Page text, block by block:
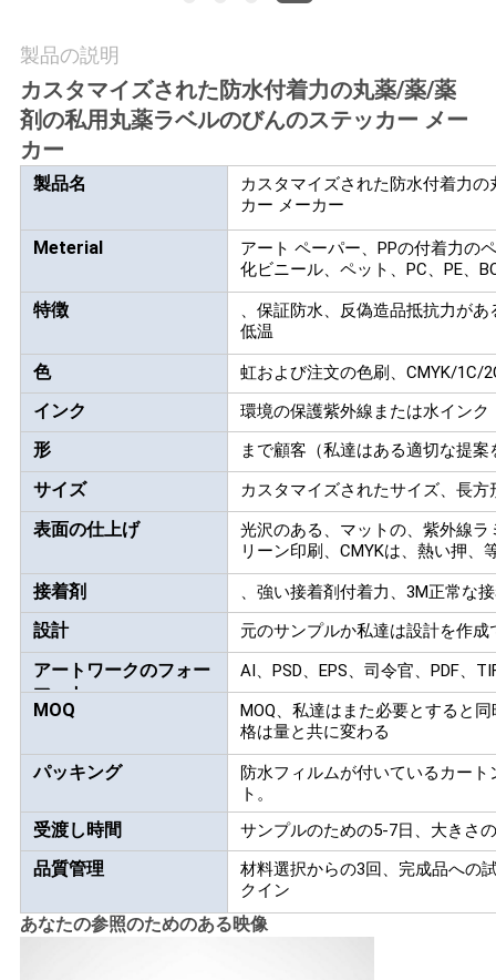
絡
し
な
い
ュ
ー
ス
場
合
地
図
PRIVACY
製品の説明
カスタマイズされた防水付着力の丸薬/薬/薬
剤の私用丸薬ラベルのびんのステッカー メー
カー
製品名
カスタマイズされた防水付着力
カー メーカー
Meterial
アート ペーパー、PPの付着力の
化ビニール、ペット、PC、PE、
特徴
、保証防水、反偽造品抵抗力が
低温
色 虹および注文の色刷、CMYK/1C/
インク 環境の保護紫外線または水インク
形 まで顧客（私達はある適切な提
サイズ カスタマイズされたサイズ、長方
表面の仕上げ
光沢のある、マットの、紫外線
リーン印刷、CMYKは、熱い押、
接着剤 、強い接着剤付着力、3M正常な
設計 元のサンプルか私達は設計を作成
アートワークのフォー
マット
AI、PSD、EPS、司令官、PDF、
MOQ
MOQ、私達はまた必要とすると
格は量と共に変わる
パッキング
防水フィルムが付いているカー
ト。
受渡し時間 サンプルのための5-7日、大きさ
品質管理
材料選択からの3回、完成品への
クイン
あなたの参照のためのある映像